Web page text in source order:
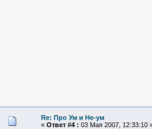
Re: Про Ум и Не-ум
« Ответ #4 : 03 Мая 2007, 12:33:10